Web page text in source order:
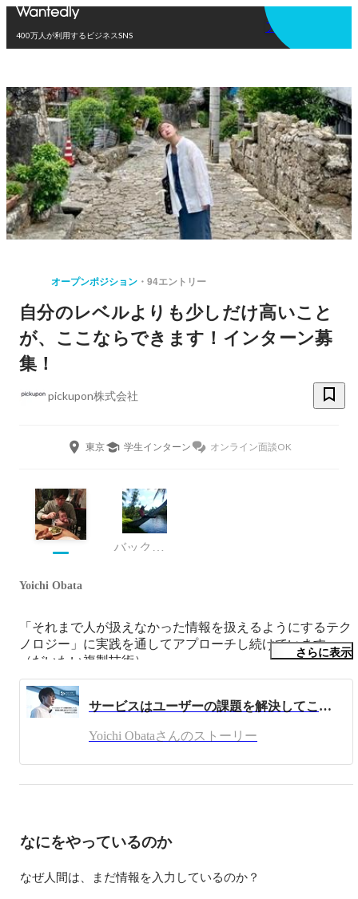
400万人が利用するビジネスSNS
アプリを使う
オープンポジション 94エントリー
自分のレベルよりも少しだけ高いこと
が、ここならできます！インターン募
集！
pickupon株式会社
東京 学生インターン オンライン面談OK
バックオフィス、情報システム、R&D
Yoichi Obata
「それまで人が扱えなかった情報を扱えるようにするテク
ノロジー」に実践を通してアプローチし続けています。
（だいたい複製技術）
人と世界の接点・媒介・インターフェースや複製され扱わ
れるものに興味があります。
https://anchor.fm/miraise/episodes/10--pickupon-eiekai/a-a30hjot
さらに表示
サービスはユーザーの課題を解決してこそ。新技術に挑戦し続けるクラウドIP電話「pickupon ピクポン」｜Meet with Onlab grads vol.11
Yoichi Obataさんのストーリー
なにをやっているのか
なぜ人間は、まだ情報を入力しているのか？